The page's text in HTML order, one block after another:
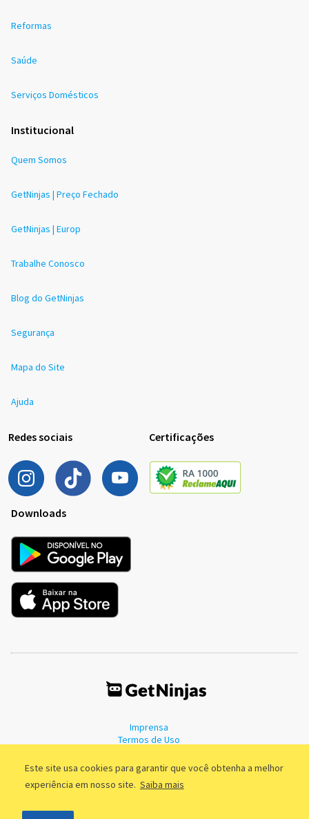
Este site usa cookies para garantir que você obtenha a melhor
experiência em nosso site. Saiba mais
Reformas
Saúde
Serviços Domésticos
Institucional
Quem Somos
GetNinjas | Preço Fechado
GetNinjas | Europ
Trabalhe Conosco
Blog do GetNinjas
Segurança
Mapa do Site
Ajuda
Redes sociais Certificações
Downloads
Imprensa
Termos de Uso
©2011 - 2026, GetNinjas LTDA. CNPJ 55.744.877/0001-89 - Rua Dr.